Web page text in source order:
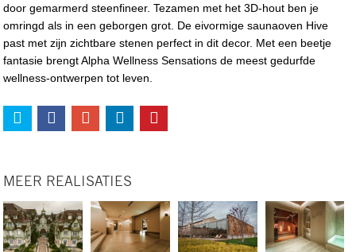
door gemarmerd steenfineer. Tezamen met het 3D-hout ben je
omringd als in een geborgen grot. De eivormige saunaoven Hive
past met zijn zichtbare stenen perfect in dit decor. Met een beetje
fantasie brengt Alpha Wellness Sensations de meest gedurfde
wellness-ontwerpen tot leven.
MEER REALISATIES